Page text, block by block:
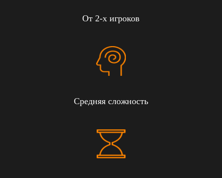
От 2-х игроков
Средняя сложность